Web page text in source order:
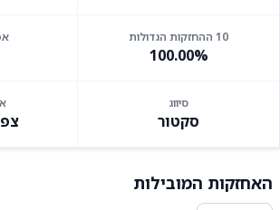
10 ההחזקות הגדולות
100.00%
סיווג
סקטור
האחזקות המובילות